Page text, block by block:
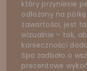
który przyniesie
odłożony na
zawartości, jest
wizualnie – tak,
konieczności
Spa zadbało o
prezentowe